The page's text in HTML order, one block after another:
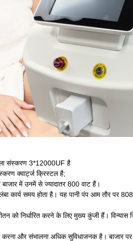
संस्करण 3*12000UF है
क्वार्ट्ज क्रिस्टल है;
में उनमें से ज्यादातर 800 वाट हैं।
लंबा कार्य समय होता है। यह पानी पंप आम तौर
को निर्धारित करने के लिए मुख्य कुंजी हैं।
और संभालना अधिक सुविधाजनक है। बाजार